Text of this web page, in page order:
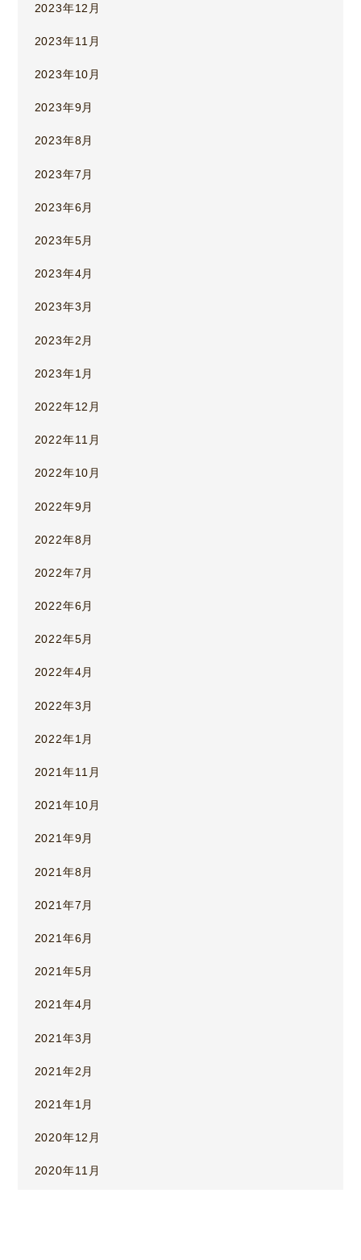
2023年12月
2023年11月
2023年10月
2023年9月
2023年8月
2023年7月
2023年6月
2023年5月
2023年4月
2023年3月
2023年2月
2023年1月
2022年12月
2022年11月
2022年10月
2022年9月
2022年8月
2022年7月
2022年6月
2022年5月
2022年4月
2022年3月
2022年1月
2021年11月
2021年10月
2021年9月
2021年8月
2021年7月
2021年6月
2021年5月
2021年4月
2021年3月
2021年2月
2021年1月
2020年12月
2020年11月